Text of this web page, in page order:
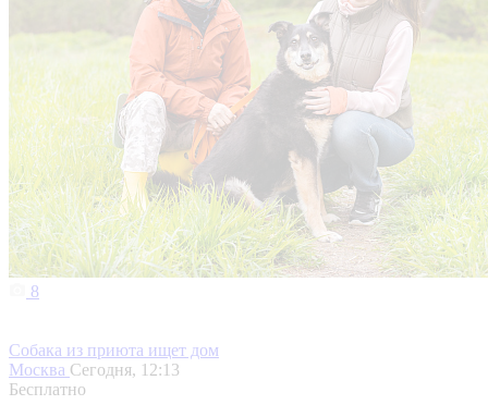
8
Собака из приюта ищет дом
Москва Сегодня, 12:13
Бесплатно